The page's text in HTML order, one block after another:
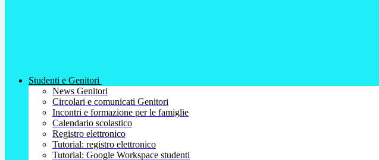
Studenti e Genitori
News Genitori
Circolari e comunicati Genitori
Incontri e formazione per le famiglie
Calendario scolastico
Registro elettronico
Tutorial: registro elettronico
Tutorial: Google Workspace studenti